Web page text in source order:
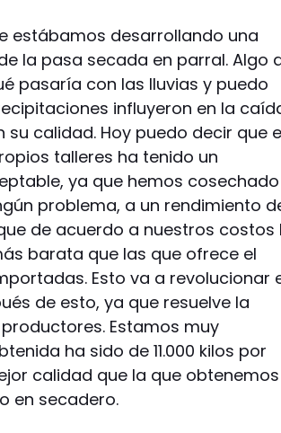
estábamos desarrollando una
la pasa secada en parral. Algo
pasaría con las lluvias y puedo
influyeron en la
calidad. Hoy puedo decir que
talleres ha tenido un
ya que hemos cosechado
problema, a un rendimiento
de acuerdo a nuestros costos
barata que las que ofrece el
Esto va a revolucionar
de esto, ya que resuelve la
Estamos muy
ha sido de 11.000 kilos por
calidad que la que obtenemos
en secadero.